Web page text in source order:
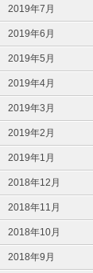
2019年7月
2019年6月
2019年5月
2019年4月
2019年3月
2019年2月
2019年1月
2018年12月
2018年11月
2018年10月
2018年9月